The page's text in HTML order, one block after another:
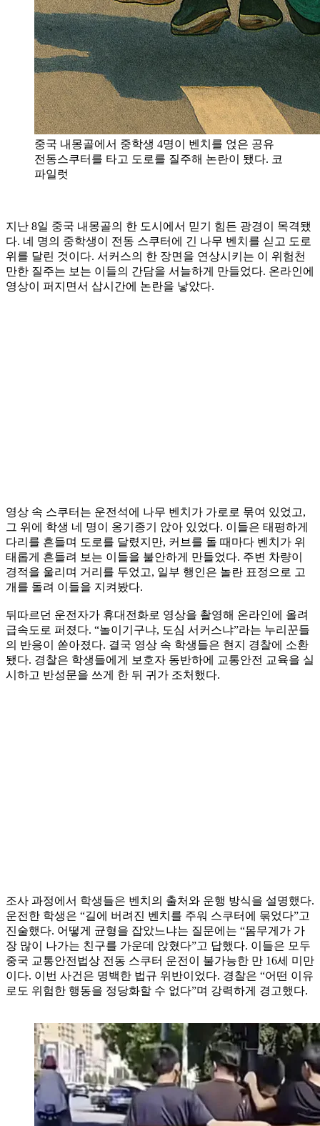
중국 내몽골에서 중학생 4명이 벤치를 얹은 공유
전동스쿠터를 타고 도로를 질주해 논란이 됐다. 코
파일럿
지난 8일 중국 내몽골의 한 도시에서 믿기 힘든 광경이 목격됐
다. 네 명의 중학생이 전동 스쿠터에 긴 나무 벤치를 싣고 도로
위를 달린 것이다. 서커스의 한 장면을 연상시키는 이 위험천
만한 질주는 보는 이들의 간담을 서늘하게 만들었다. 온라인에
영상이 퍼지면서 삽시간에 논란을 낳았다.
영상 속 스쿠터는 운전석에 나무 벤치가 가로로 묶여 있었고,
그 위에 학생 네 명이 옹기종기 앉아 있었다. 이들은 태평하게
다리를 흔들며 도로를 달렸지만, 커브를 돌 때마다 벤치가 위
태롭게 흔들려 보는 이들을 불안하게 만들었다. 주변 차량이
경적을 울리며 거리를 두었고, 일부 행인은 놀란 표정으로 고
개를 돌려 이들을 지켜봤다.
뒤따르던 운전자가 휴대전화로 영상을 촬영해 온라인에 올려
급속도로 퍼졌다. “놀이기구냐, 도심 서커스냐”라는 누리꾼들
의 반응이 쏟아졌다. 결국 영상 속 학생들은 현지 경찰에 소환
됐다. 경찰은 학생들에게 보호자 동반하에 교통안전 교육을 실
시하고 반성문을 쓰게 한 뒤 귀가 조처했다.
조사 과정에서 학생들은 벤치의 출처와 운행 방식을 설명했다.
운전한 학생은 “길에 버려진 벤치를 주워 스쿠터에 묶었다”고
진술했다. 어떻게 균형을 잡았느냐는 질문에는 “몸무게가 가
장 많이 나가는 친구를 가운데 앉혔다”고 답했다. 이들은 모두
중국 교통안전법상 전동 스쿠터 운전이 불가능한 만 16세 미만
이다. 이번 사건은 명백한 법규 위반이었다. 경찰은 “어떤 이유
로도 위험한 행동을 정당화할 수 없다”며 강력하게 경고했다.